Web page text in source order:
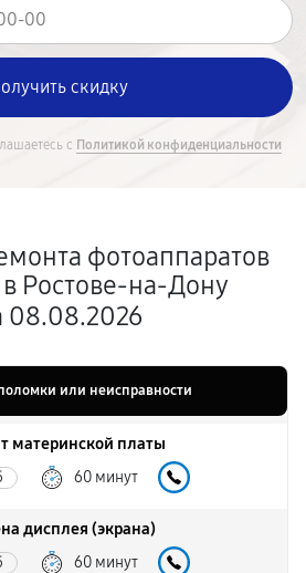
с Политикой конфиденциальности
фотоаппаратов
Ростове-на-Дону
08.08.2026
или неисправности
материнской платы
60 минут
дисплея (экрана)
60 минут